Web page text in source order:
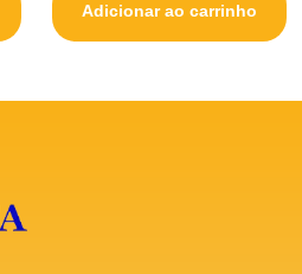
Adicionar ao carrinho